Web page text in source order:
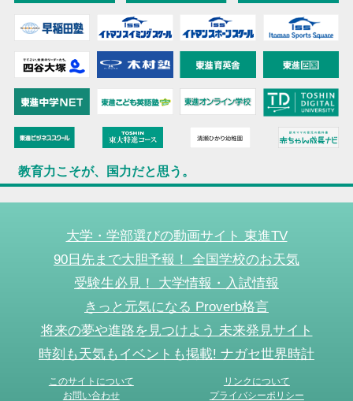
教育力こそが、国力だと思う。
大学・学部選びの動画サイト 東進TV
90日先まで大胆予報！ 全国学校のお天気
受験生必見！ 大学情報・入試情報
きっと元気になる Proverb格言
将来の夢や進路を見つけよう 未来発見サイト
時刻も天気もイベントも掲載! ナガセ世界時計
このサイトについて
リンクについて
お問い合わせ
プライバシーポリシー